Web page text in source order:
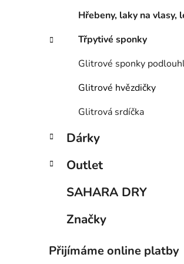
a
Hřebeny, laky na vlasy,
Třpytivé sponky
Glitrové sponky
Glitrové hvězdičky
Glitrová srdíčka
Dárky
Outlet
SAHARA DRY
Značky
Přijímáme online platby